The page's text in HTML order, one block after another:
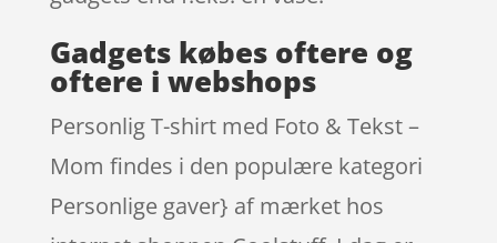
Gadgets købes oftere og
oftere i webshops
Personlig T-shirt med Foto & Tekst –
Mom findes i den populære kategori
Personlige gaver} af mærket hos